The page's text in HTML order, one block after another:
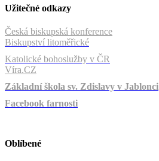
Užitečné odkazy
Česká biskupská konference
Biskupství litoměřické
Katolické bohoslužby v ČR
Víra.CZ
Základní škola sv. Zdislavy v Jablonci
Facebook farnosti
Oblíbené